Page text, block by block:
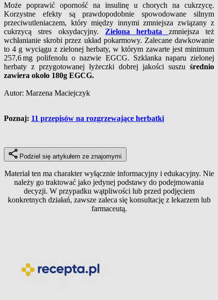
Może poprawić oporność na insulinę u chorych na cukrzycę.
Korzystne efekty są prawdopodobnie spowodowane silnym
przeciwutleniaczem, który między innymi zmniejsza związany z
cukrzycą stres oksydacyjny. Zielona herbata
zmniejsza też
wchłanianie skrobi przez układ pokarmowy. Zalecane dawkowanie
to 4 g wyciągu z zielonej herbaty, w którym zawarte jest minimum
257,6 mg polifenolu o nazwie EGCG. Szklanka naparu zielonej
herbaty z przygotowanej łyżeczki dobrej jakości suszu średnio
zawiera około 180g EGCG.
Autor: Marzena Maciejczyk
Poznaj: 11 przepisów na rozgrzewające herbatki
Podziel się artykułem ze znajomymi
Materiał ten ma charakter wyłącznie informacyjny i edukacyjny. Nie
należy go traktować jako jedynej podstawy do podejmowania
decyzji. W przypadku wątpliwości lub przed podjęciem
konkretnych działań, zawsze zaleca się konsultację z lekarzem lub
farmaceutą.